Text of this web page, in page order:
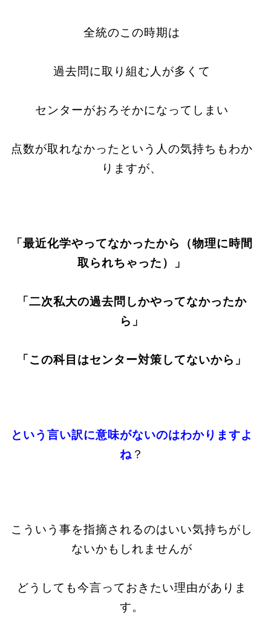
全統のこの時期は
過去問に取り組む人が多くて
センターがおろそかになってしまい
点数が取れなかったという人の気持ちもわか
りますが、
「最近化学やってなかったから（物理に時間
取られちゃった）」
「二次私大の過去問しかやってなかったか
ら」
「この科目はセンター対策してないから」
という言い訳に意味がないのはわかりますよ
ね ？
こういう事を指摘されるのはいい気持ちがし
ないかもしれませんが
どうしても今言っておきたい理由がありま
す。